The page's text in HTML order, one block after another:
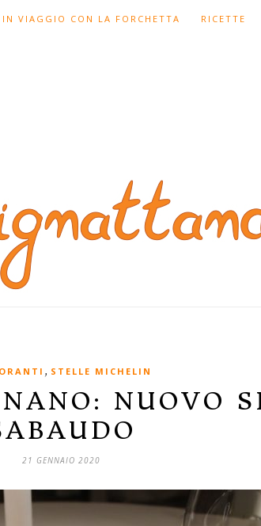
IN VIAGGIO CON LA FORCHETTA RICETTE
, STELLE MICHELIN
NUOVO
21 GENNAIO 2020